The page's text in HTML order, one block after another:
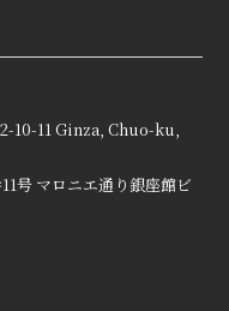
10-11 Ginza, Chuo-ku,
号 マロニエ通り銀座館ビ